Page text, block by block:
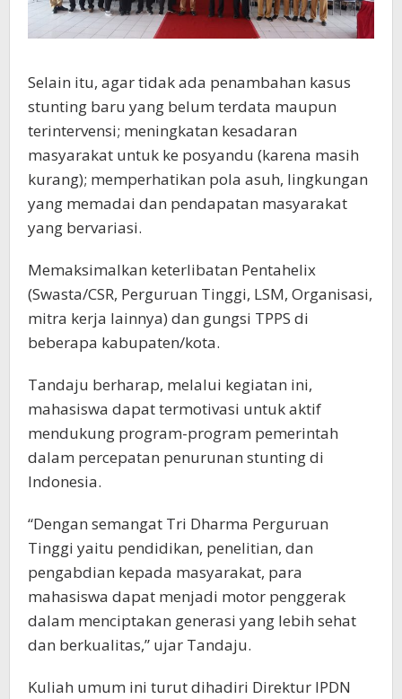
Selain itu, agar tidak ada penambahan kasus
stunting baru yang belum terdata maupun
terintervensi; meningkatan kesadaran
masyarakat untuk ke posyandu (karena masih
kurang); memperhatikan pola asuh, lingkungan
yang memadai dan pendapatan masyarakat
yang bervariasi.
Memaksimalkan keterlibatan Pentahelix
(Swasta/CSR, Perguruan Tinggi, LSM, Organisasi,
mitra kerja lainnya) dan gungsi TPPS di
beberapa kabupaten/kota.
Tandaju berharap, melalui kegiatan ini,
mahasiswa dapat termotivasi untuk aktif
mendukung program-program pemerintah
dalam percepatan penurunan stunting di
Indonesia.
“Dengan semangat Tri Dharma Perguruan
Tinggi yaitu pendidikan, penelitian, dan
pengabdian kepada masyarakat, para
mahasiswa dapat menjadi motor penggerak
dalam menciptakan generasi yang lebih sehat
dan berkualitas,” ujar Tandaju.
Kuliah umum ini turut dihadiri Direktur IPDN